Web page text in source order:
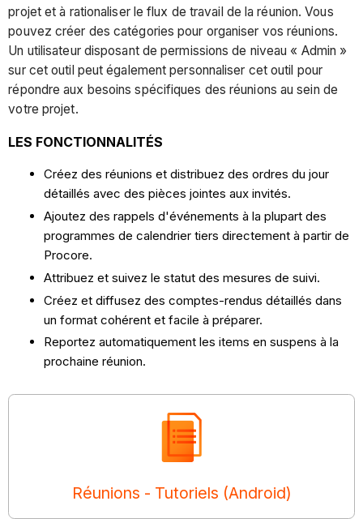
projet et à rationaliser le flux de travail de la réunion. Vous
pouvez créer des catégories pour organiser vos réunions.
Un utilisateur disposant de permissions de niveau « Admin »
sur cet outil peut également personnaliser cet outil pour
répondre aux besoins spécifiques des réunions au sein de
votre projet.
LES FONCTIONNALITÉS
Créez des réunions et distribuez des ordres du jour
détaillés avec des pièces jointes aux invités.
Ajoutez des rappels d'événements à la plupart des
programmes de calendrier tiers directement à partir de
Procore.
Attribuez et suivez le statut des mesures de suivi.
Créez et diffusez des comptes-rendus détaillés dans
un format cohérent et facile à préparer.
Reportez automatiquement les items en suspens à la
prochaine réunion.
Réunions - Tutoriels (Android)